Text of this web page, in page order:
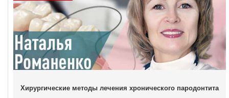
Хирургические методы лечения хронического пародонтита